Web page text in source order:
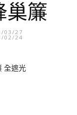
巢簾
03/27
02/24
全遮光